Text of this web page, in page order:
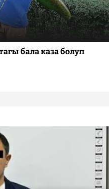
бала каза болуп